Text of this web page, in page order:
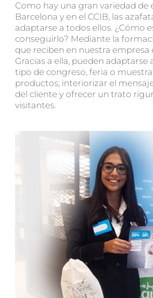
Como hay una gran variedad de
Barcelona y en el CCIB, las
adaptarse a todos ellos. ¿Cómo
conseguirlo? Mediante la
que reciben en nuestra empresa
Gracias a ella, pueden adaptarse
tipo de congreso, feria o
productos; interiorizar el
del cliente y ofrecer un trato
visitantes.